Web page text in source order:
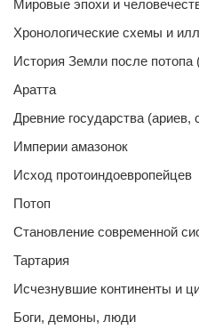
Мировые эпохи и
Хронологические схемы и
История Земли после потопа
Аратта
Древние государства
Империи амазонок
Исход протоиндоевропейцев
Потоп
Становление современной
Тартария
Исчезнувшие континенты и
Боги, демоны, люди